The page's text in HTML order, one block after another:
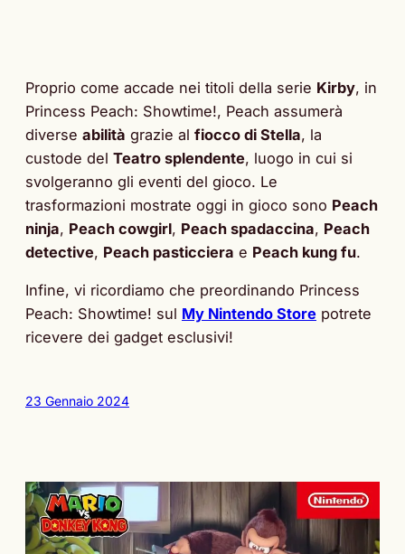
Proprio come accade nei titoli della serie Kirby, in
Princess Peach: Showtime!, Peach assumerà
diverse abilità grazie al fiocco di Stella, la
custode del Teatro splendente, luogo in cui si
svolgeranno gli eventi del gioco. Le
trasformazioni mostrate oggi in gioco sono Peach
ninja, Peach cowgirl, Peach spadaccina, Peach
detective, Peach pasticciera e Peach kung fu.
Infine, vi ricordiamo che preordinando Princess
Peach: Showtime! sul My Nintendo Store potrete
ricevere dei gadget esclusivi!
23 Gennaio 2024